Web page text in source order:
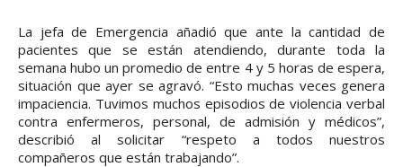
La jefa de Emergencia añadió que ante la cantidad de
pacientes que se están atendiendo, durante toda la
semana hubo un promedio de entre 4 y 5 horas de espera,
situación que ayer se agravó. “Esto muchas veces genera
impaciencia. Tuvimos muchos episodios de violencia verbal
contra enfermeros, personal, de admisión y médicos”,
describió al solicitar “respeto a todos nuestros
compañeros que están trabajando”.